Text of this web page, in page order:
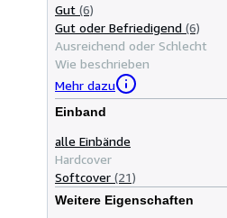
Gut (6)
Gut oder Befriedigend (6)
Ausreichend oder Schlecht
Wie beschrieben
Mehr dazu
Einband
alle Einbände
Hardcover
Softcover (21)
Weitere Eigenschaften